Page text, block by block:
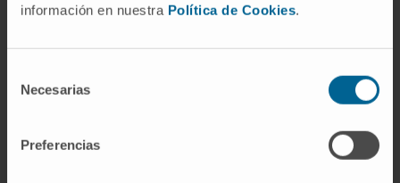
información en nuestra Política de Cookies.
Necesarias
Preferencias